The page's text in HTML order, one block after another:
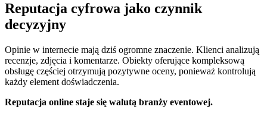
Reputacja cyfrowa jako czynnik
decyzyjny
Opinie w internecie mają dziś ogromne znaczenie. Klienci analizują
recenzje, zdjęcia i komentarze. Obiekty oferujące kompleksową
obsługę częściej otrzymują pozytywne oceny, ponieważ kontrolują
każdy element doświadczenia.
Reputacja online staje się walutą branży eventowej.